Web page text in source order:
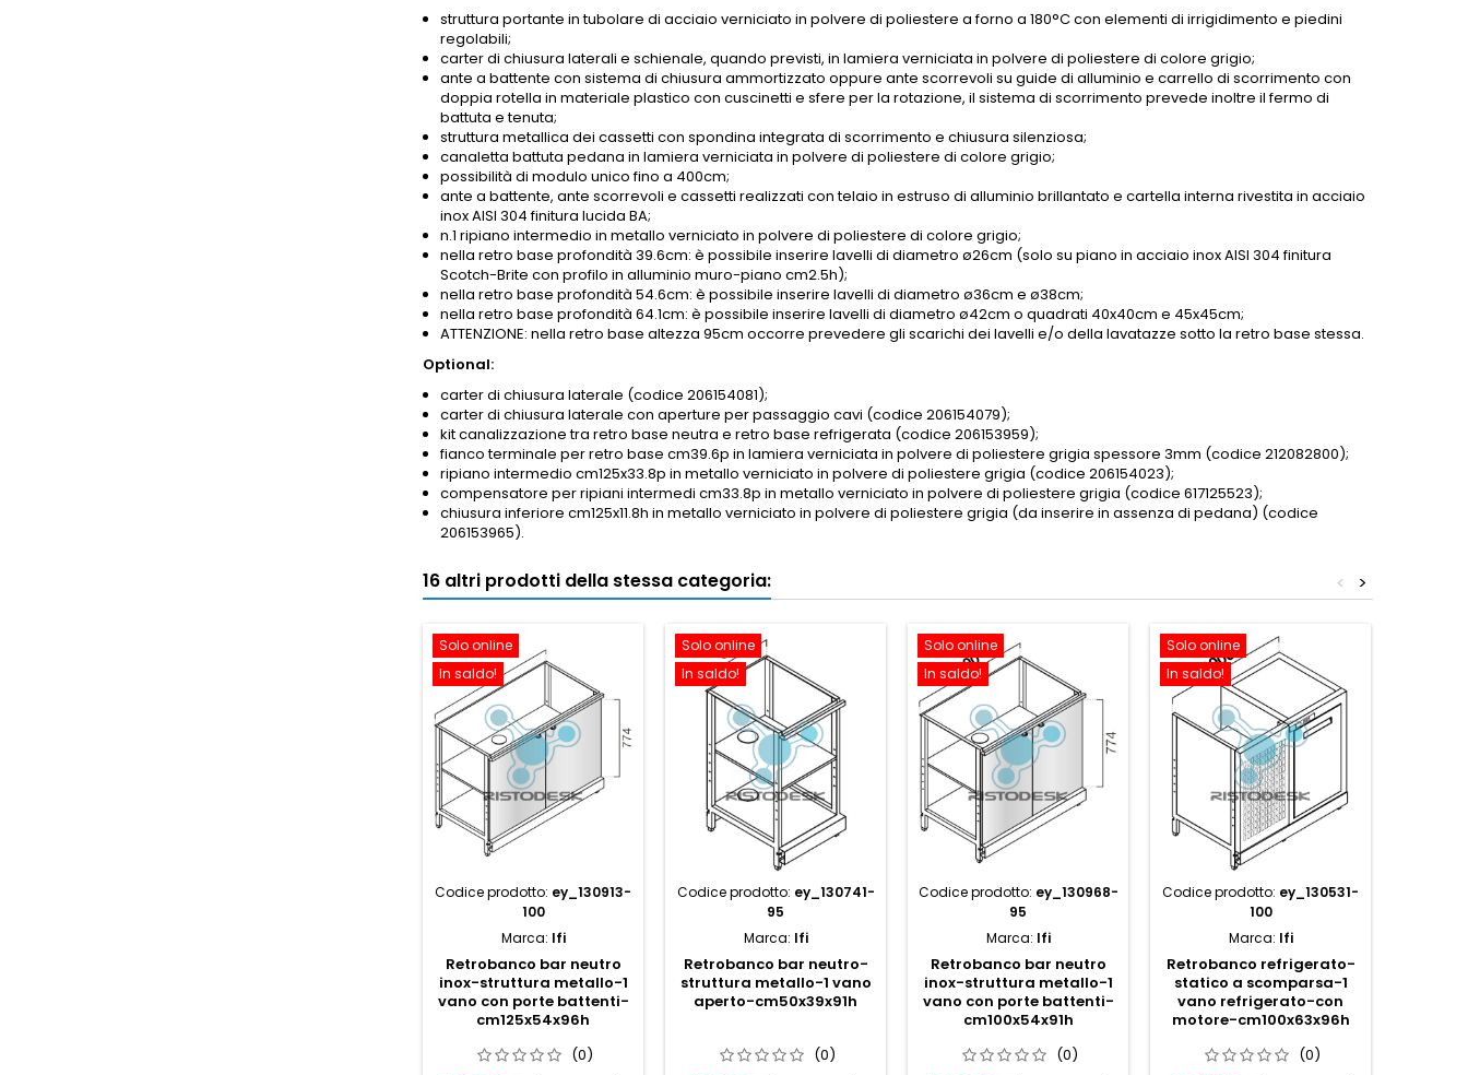
struttura portante in tubolare di acciaio verniciato in polvere di poliestere a forno a 180°C con elementi di irrigidimento e piedini
regolabili;
carter di chiusura laterali e schienale, quando previsti, in lamiera verniciata in polvere di poliestere di colore grigio;
ante a battente con sistema di chiusura ammortizzato oppure ante scorrevoli su guide di alluminio e carrello di scorrimento con
doppia rotella in materiale plastico con cuscinetti e sfere per la rotazione, il sistema di scorrimento prevede inoltre il fermo di
battuta e tenuta;
struttura metallica dei cassetti con spondina integrata di scorrimento e chiusura silenziosa;
canaletta battuta pedana in lamiera verniciata in polvere di poliestere di colore grigio;
possibilità di modulo unico fino a 400cm;
ante a battente, ante scorrevoli e cassetti realizzati con telaio in estruso di alluminio brillantato e cartella interna rivestita in acciaio
inox AISI 304 finitura lucida BA;
n.1 ripiano intermedio in metallo verniciato in polvere di poliestere di colore grigio;
nella retro base profondità 39.6cm: è possibile inserire lavelli di diametro ø26cm (solo su piano in acciaio inox AISI 304 finitura
Scotch-Brite con profilo in alluminio muro-piano cm2.5h);
nella retro base profondità 54.6cm: è possibile inserire lavelli di diametro ø36cm e ø38cm;
nella retro base profondità 64.1cm: è possibile inserire lavelli di diametro ø42cm o quadrati 40x40cm e 45x45cm;
ATTENZIONE: nella retro base altezza 95cm occorre prevedere gli scarichi dei lavelli e/o della lavatazze sotto la retro base stessa.
Optional:
carter di chiusura laterale (codice 206154081);
carter di chiusura laterale con aperture per passaggio cavi (codice 206154079);
kit canalizzazione tra retro base neutra e retro base refrigerata (codice 206153959);
fianco terminale per retro base cm39.6p in lamiera verniciata in polvere di poliestere grigia spessore 3mm (codice 212082800);
ripiano intermedio cm125x33.8p in metallo verniciato in polvere di poliestere grigia (codice 206154023);
compensatore per ripiani intermedi cm33.8p in metallo verniciato in polvere di poliestere grigia (codice 617125523);
chiusura inferiore cm125x11.8h in metallo verniciato in polvere di poliestere grigia (da inserire in assenza di pedana) (codice
206153965).
16 altri prodotti della stessa categoria: >
<
Solo online
In saldo!
Codice prodotto: ey_130913-
100
Marca: Ifi
Retrobanco bar neutro
inox-struttura metallo-1
vano con porte battenti-
cm125x54x96h
(0)
Solo online
In saldo!
Codice prodotto: ey_130741-
95
Marca: Ifi
Retrobanco bar neutro-
struttura metallo-1 vano
aperto-cm50x39x91h
(0)
Solo online
In saldo!
Codice prodotto: ey_130968-
95
Marca: Ifi
Retrobanco bar neutro
inox-struttura metallo-1
vano con porte battenti-
cm100x54x91h
(0)
Solo online
In saldo!
Codice prodotto: ey_130531-
100
Marca: Ifi
Retrobanco refrigerato-
statico a scomparsa-1
vano refrigerato-con
motore-cm100x63x96h
(0)